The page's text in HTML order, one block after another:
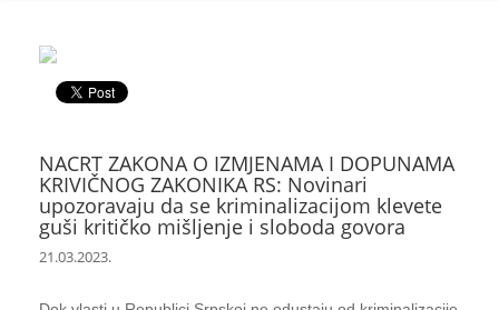
NACRT ZAKONA O IZMJENAMA I DOPUNAMA
KRIVIČNOG ZAKONIKA RS: Novinari
upozoravaju da se kriminalizacijom klevete
guši kritičko mišljenje i sloboda govora
21.03.2023.